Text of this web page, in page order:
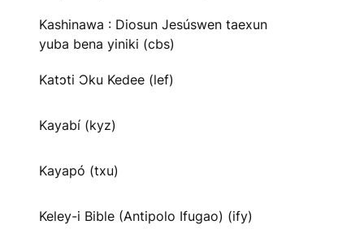
Kashinawa : Diosun Jesúswen taexun
yuba bena yiniki (cbs)
Katɔti Ɔku Kedee (lef)
Kayabí (kyz)
Kayapó (txu)
Keley-i Bible (Antipolo Ifugao) (ify)